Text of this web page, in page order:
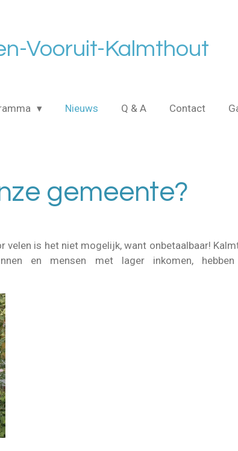
Vooruit-Kalmthout
Nieuws Q & A Contact
gemeente?
velen is het niet mogelijk, want onbetaalbaar!
en mensen met lager inkomen,